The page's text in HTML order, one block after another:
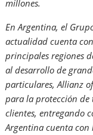
millones.
En Argentina, el
actualidad cuenta
principales regiones
al desarrollo de
particulares, Allianz
para la protección de
clientes, entregando
Argentina cuenta